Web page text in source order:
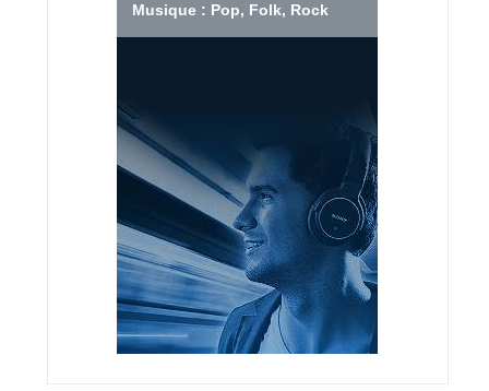
Musique : Pop, Folk, Rock